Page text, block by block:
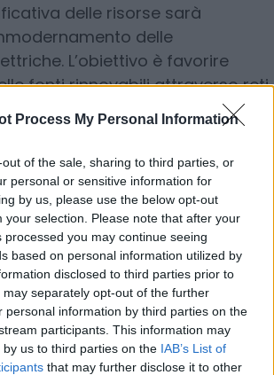
Process My Personal Information
of the sale, sharing to third parties, or
personal or sensitive information for
by us, please use the below opt-out
your selection. Please note that after your
processed you may continue seeing
based on personal information utilized by
disclosed to third parties prior to
separately opt-out of the further
personal information by third parties on the
participants. This information may
us to third parties on the IAB’s List of
that may further disclose it to other
delle risorse sarà
delle
L’obiettivo è favorire
fonti rinnovabili attraverso reti
e capaci di gestire una
sempre più distribuita.
industriale e
promuovere partnership
europee e mediterranee
tecnologie pulite, rafforzare
e incrementare
del settore green.